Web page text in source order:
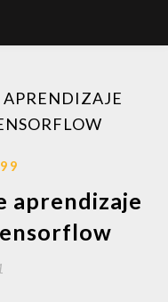
APRENDIZAJE
aprendizaje